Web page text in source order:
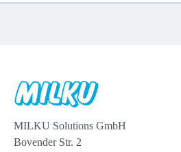
MILKU Solutions GmbH
Bovender Str. 2